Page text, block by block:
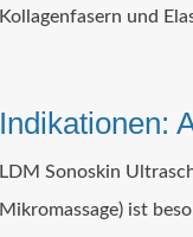
Kollagenfasern und
Indikationen:
LDM Sonoskin
Mikromassage) ist